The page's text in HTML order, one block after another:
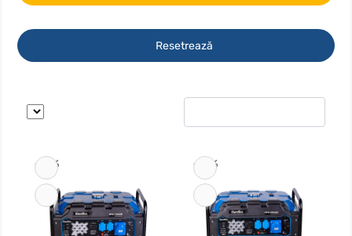
Resetrează
-14% -14%